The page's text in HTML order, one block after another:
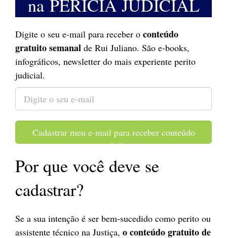
na PERÍCIA JUDICIAL
Digite o seu e-mail para receber o conteúdo
gratuito semanal de Rui Juliano. São e-books,
infográficos, newsletter do mais experiente perito
judicial.
Cadastrar meu e-mail para receber conteúdo
gratuito
Por que você deve se
cadastrar?
Se a sua intenção é ser bem-sucedido como perito ou
assistente técnico na Justiça, o conteúdo gratuito de